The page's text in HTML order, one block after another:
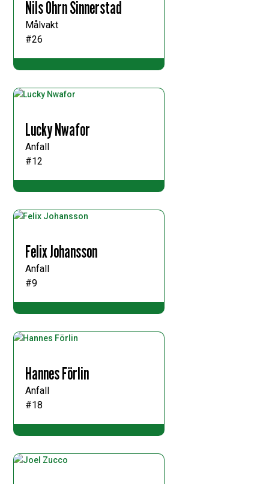
Nils Öhrn Sinnerstad
Målvakt
#26
Lucky Nwafor
Anfall
#12
Felix Johansson
Anfall
#9
Hannes Förlin
Anfall
#18